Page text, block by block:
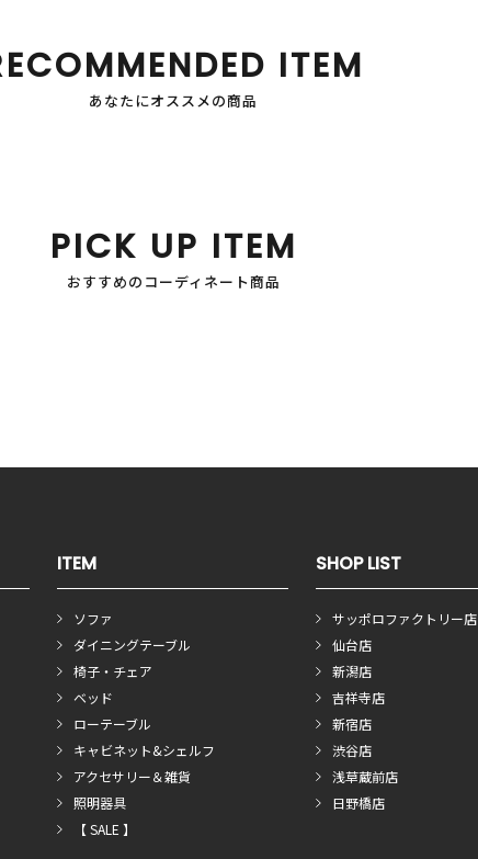
ITEM
あなたにオススメの商品
PICK UP ITEM
おすすめのコーディネート商品
ITEM
ソファ
ダイニングテーブル
椅子・チェア
ベッド
ローテーブル
キャビネット&シェルフ
アクセサリー＆雑貨
照明器具
【 SALE 】
SHOP LIST
サッポロファクトリー店
仙台店
新潟店
吉祥寺店
新宿店
渋谷店
浅草蔵前店
日野橋店